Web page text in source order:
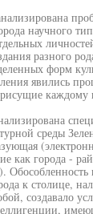
научного
разного
форм
явились
каждому
среды
как города -
к столице,
создавало